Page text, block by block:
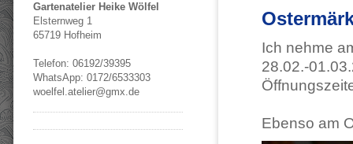
Gartenatelier Heike Wölfel
Elsternweg 1
65719 Hofheim
Telefon: 06192/39395
WhatsApp: 0172/6533303
woelfel.atelier@gmx.de
Ich nehme
28.02.-
Ebenso am